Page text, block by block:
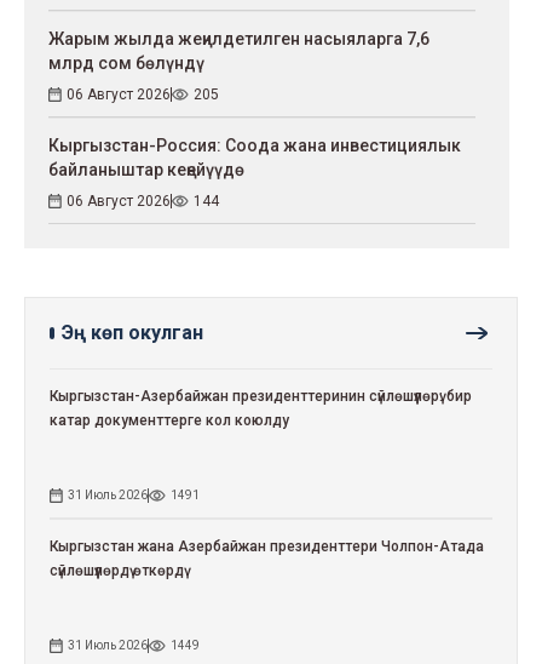
Жарым жылда жеңилдетилген насыяларга 7,6
млрд сом бөлүндү
06 Август 2026 205
Кыргызстан-Россия: Соода жана инвестициялык
байланыштар кеңейүүдө
06 Август 2026 144
Эң көп окулган
Кыргызстан-Азербайжан президенттеринин сүйлөшүүлөрү: бир
катар документтерге кол коюлду
31 Июль 2026 1491
Кыргызстан жана Азербайжан президенттери Чолпон-Атада
сүйлөшүүлөрдү өткөрдү
31 Июль 2026 1449